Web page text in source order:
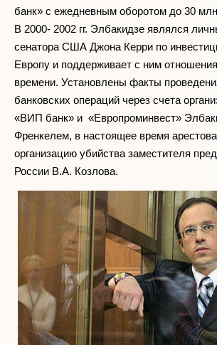
банк» с ежедневным оборотом до 30
В 2000- 2002 гг. Элбакидзе являлся
сенатора США Джона Керри по
Европу и поддерживает с ним
времени. Установлены факты
банковских операций через счета
«ВИП банк» и «Европроминвест»
Френкелем, в настоящее время
организацию убийства заместителя
России В.А. Козлова.